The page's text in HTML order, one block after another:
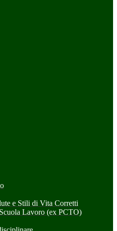
e Stili di Vita Corretti
Lavoro (ex PCTO)